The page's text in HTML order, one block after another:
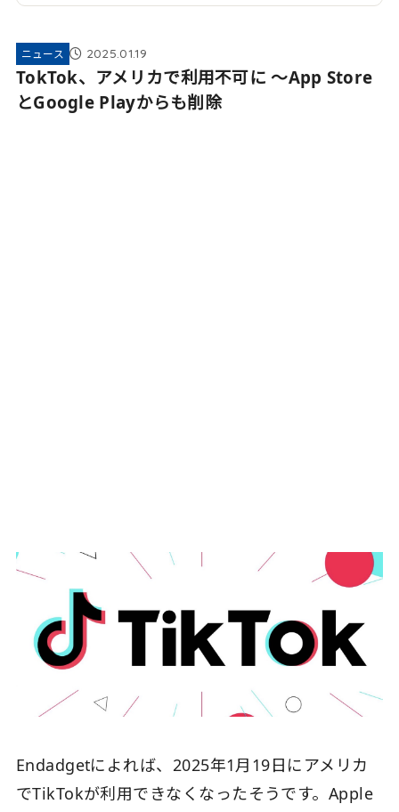
ニュース 2025.01.19
TokTok、アメリカで利用不可に 〜App Store
とGoogle Playからも削除
Endadgetによれば、2025年1月19日にアメリカ
でTikTokが利用できなくなったそうです。Apple